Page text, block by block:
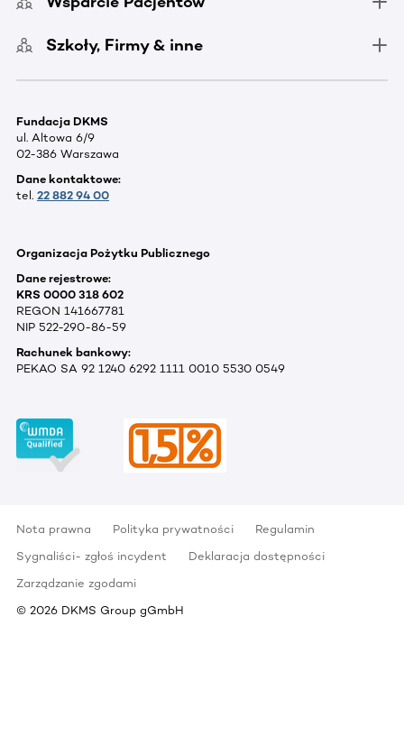
Szkoły, Firmy & inne
Fundacja DKMS
ul. Altowa 6/9
02-386 Warszawa
Dane kontaktowe:
tel. 22 882 94 00
Organizacja Pożytku Publicznego
Dane rejestrowe:
KRS 0000 318 602
REGON 141667781
NIP 522-290-86-59
Rachunek bankowy:
PEKAO SA 92 1240 6292 1111 0010 5530 0549
Nota prawna Polityka prywatności
Regulamin
Sygnaliści- zgłoś incydent
Deklaracja dostępności
Zarządzanie zgodami
© 2026 DKMS Group gGmbH